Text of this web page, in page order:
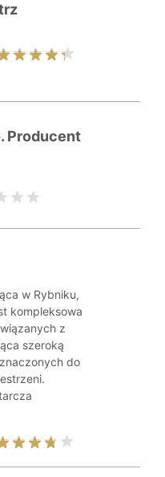
Producent
w Rybniku,
kompleksowa
z
szeroką
do